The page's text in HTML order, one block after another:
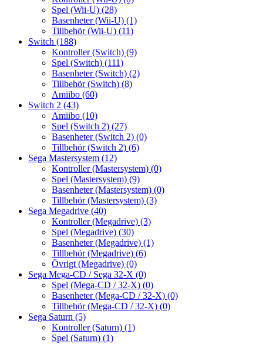
Spel (Wii-U) (28)
Basenheter (Wii-U) (1)
Tillbehör (Wii-U) (11)
Switch (188)
Kontroller (Switch) (9)
Spel (Switch) (111)
Basenheter (Switch) (2)
Tillbehör (Switch) (8)
Amiibo (60)
Switch 2 (43)
Amiibo (10)
Spel (Switch 2) (27)
Basenheter (Switch 2) (0)
Tillbehör (Switch 2) (6)
Sega Mastersystem (12)
Kontroller (Mastersystem) (0)
Spel (Mastersystem) (9)
Basenheter (Mastersystem) (0)
Tillbehör (Mastersystem) (3)
Sega Megadrive (40)
Kontroller (Megadrive) (3)
Spel (Megadrive) (30)
Basenheter (Megadrive) (1)
Tillbehör (Megadrive) (6)
Övrigt (Megadrive) (0)
Sega Mega-CD / Sega 32-X (0)
Spel (Mega-CD / 32-X) (0)
Basenheter (Mega-CD / 32-X) (0)
Tillbehör (Mega-CD / 32-X) (0)
Sega Saturn (5)
Kontroller (Saturn) (1)
Spel (Saturn) (1)